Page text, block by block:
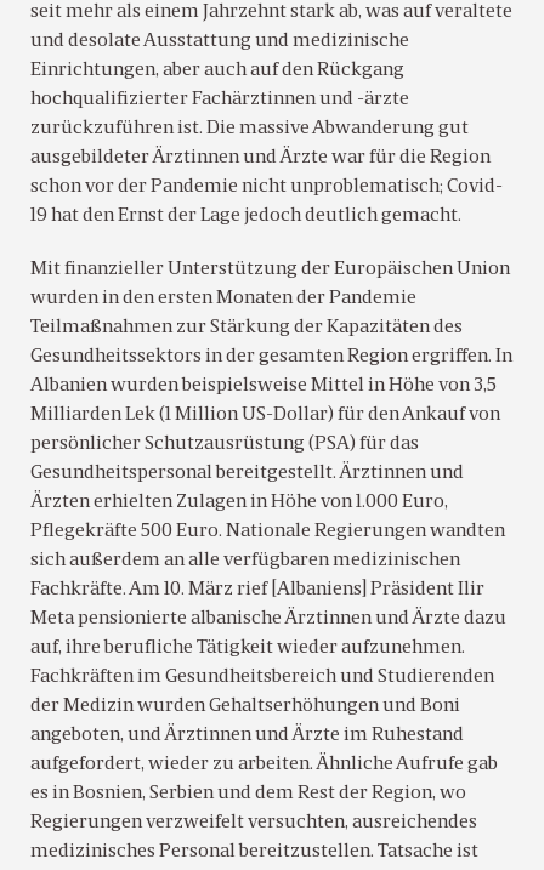
seit mehr als einem Jahrzehnt stark ab, was auf veraltete
und desolate Ausstattung und medizinische
Einrichtungen, aber auch auf den Rückgang
hochqualifizierter Fachärztinnen und -ärzte
zurückzuführen ist. Die massive Abwanderung gut
ausgebildeter Ärztinnen und Ärzte war für die Region
schon vor der Pandemie nicht unproblematisch; Covid-
19 hat den Ernst der Lage jedoch deutlich gemacht.
Mit finanzieller Unterstützung der Europäischen Union
wurden in den ersten Monaten der Pandemie
Teilmaßnahmen zur Stärkung der Kapazitäten des
Gesundheitssektors in der gesamten Region ergriffen. In
Albanien wurden beispielsweise Mittel in Höhe von 3,5
Milliarden Lek (1 Million US-Dollar) für den Ankauf von
persönlicher Schutzausrüstung (PSA) für das
Gesundheitspersonal bereitgestellt. Ärztinnen und
Ärzten erhielten Zulagen in Höhe von 1.000 Euro,
Pflegekräfte 500 Euro. Nationale Regierungen wandten
sich außerdem an alle verfügbaren medizinischen
Fachkräfte. Am 10. März rief [Albaniens] Präsident Ilir
Meta pensionierte albanische Ärztinnen und Ärzte dazu
auf, ihre berufliche Tätigkeit wieder aufzunehmen.
Fachkräften im Gesundheitsbereich und Studierenden
der Medizin wurden Gehaltserhöhungen und Boni
angeboten, und Ärztinnen und Ärzte im Ruhestand
aufgefordert, wieder zu arbeiten. Ähnliche Aufrufe gab
es in Bosnien, Serbien und dem Rest der Region, wo
Regierungen verzweifelt versuchten, ausreichendes
medizinisches Personal bereitzustellen. Tatsache ist